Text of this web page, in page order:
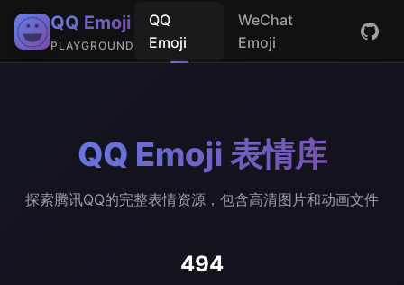
QQ Emoji
PLAYGROUND
QQ
Emoji
WeChat
Emoji
QQ Emoji 表情库
探索腾讯QQ的完整表情资源，包含高清图片和动画文件
494